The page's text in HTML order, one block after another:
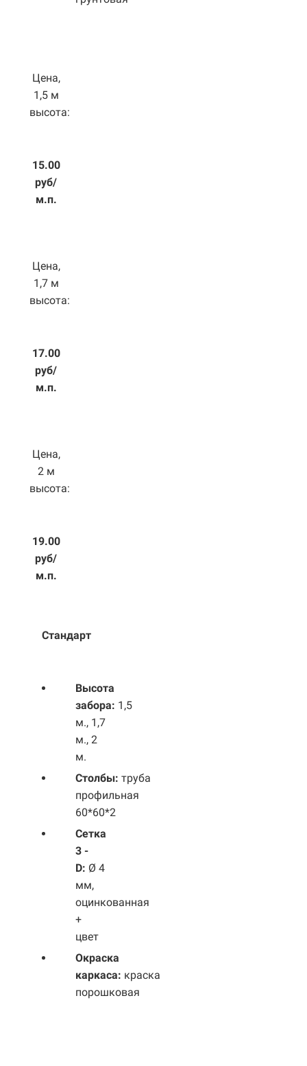
Цена,
1,5 м
высота:
15.00
руб/
м.п.
Цена,
1,7 м
высота:
17.00
руб/
м.п.
Цена,
2 м
высота:
19.00
руб/
м.п.
Стандарт
Высота
забора: 1,5
м., 1,7
м., 2
м.
Столбы: труба
профильная
60*60*2
Сетка
3 -
D: Ø 4
мм,
оцинкованная
+
цвет
Окраска
каркаса: краска
порошковая